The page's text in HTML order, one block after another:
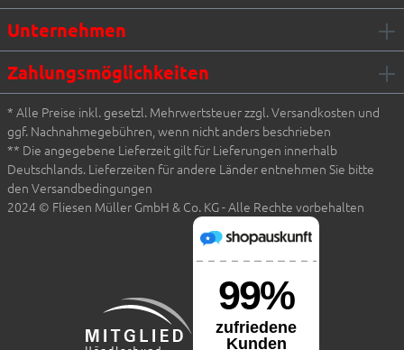
Unternehmen
Zahlungsmöglichkeiten
* Alle Preise inkl. gesetzl. Mehrwertsteuer zzgl. Versandkosten und
ggf. Nachnahmegebühren, wenn nicht anders beschrieben
** Die angegebene Lieferzeit gilt für Lieferungen innerhalb
Deutschlands. Lieferzeiten für andere Länder entnehmen Sie bitte
den Versandbedingungen
2024 © Fliesen Müller GmbH & Co. KG - Alle Rechte vorbehalten